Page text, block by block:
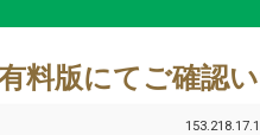
料版にてご確認